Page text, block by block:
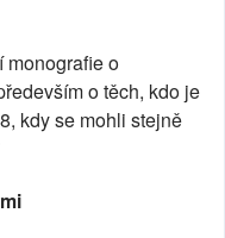
monografie o
o těch, kdo je
kdy se mohli stejně